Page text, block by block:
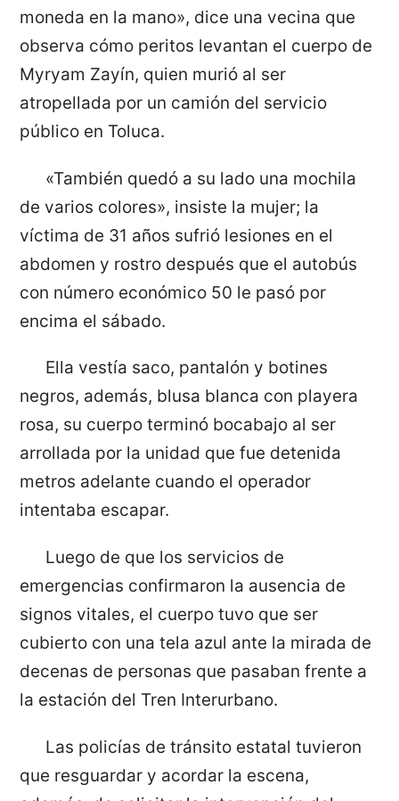
moneda en la mano», dice una vecina que
observa cómo peritos levantan el cuerpo de
Myryam Zayín, quien murió al ser
atropellada por un camión del servicio
público en Toluca.
«También quedó a su lado una mochila
de varios colores», insiste la mujer; la
víctima de 31 años sufrió lesiones en el
abdomen y rostro después que el autobús
con número económico 50 le pasó por
encima el sábado.
Ella vestía saco, pantalón y botines
negros, además, blusa blanca con playera
rosa, su cuerpo terminó bocabajo al ser
arrollada por la unidad que fue detenida
metros adelante cuando el operador
intentaba escapar.
Luego de que los servicios de
emergencias confirmaron la ausencia de
signos vitales, el cuerpo tuvo que ser
cubierto con una tela azul ante la mirada de
decenas de personas que pasaban frente a
la estación del Tren Interurbano.
Las policías de tránsito estatal tuvieron
que resguardar y acordar la escena,